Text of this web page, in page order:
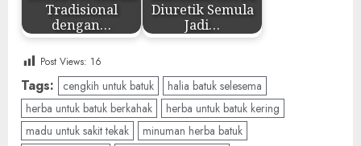
Tradisional
dengan…
Diuretik Semula
Jadi…
Post Views: 16
Tags: cengkih untuk batuk
halia batuk selesema
herba untuk batuk berkahak
herba untuk batuk kering
madu untuk sakit tekak
minuman herba batuk